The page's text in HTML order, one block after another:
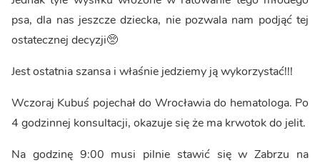
psa, dla nas jeszcze dziecka, nie pozwala nam podjąć tej
ostatecznej decyzji🥺
Jest ostatnia szansa i właśnie jedziemy ją wykorzystać!!!
Wczoraj Kubuś pojechał do Wrocławia do hematologa. Po
4 godzinnej konsultacji, okazuje się że ma krwotok do jelit.
Na godzinę 9:00 musi pilnie stawić się w Zabrzu na